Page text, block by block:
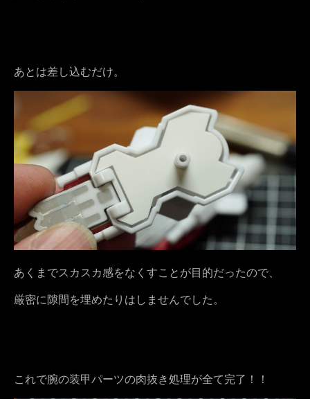
あとは差し込むだけ。
あくまでスカスカ感をなくすことが目的だったので、
厳密に隙間を埋めたりはしませんでした。
これで腕の装甲パーツの肉抜き処理が全て完了！！